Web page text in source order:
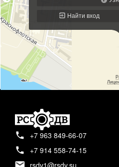
+7 963 849-66-07
+7 914 558-74-15